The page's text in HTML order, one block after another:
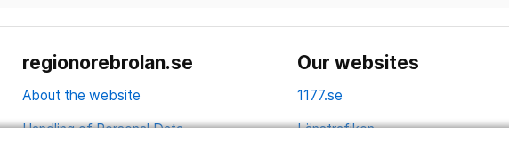
regionorebrolan.se
About the website
Handling of Personal Data
Our websites
1177.se
Länstrafiken